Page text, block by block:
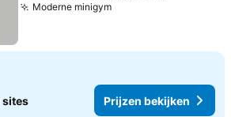
Moderne minigymPrijzen bekijken
sites Prijzen bekijken